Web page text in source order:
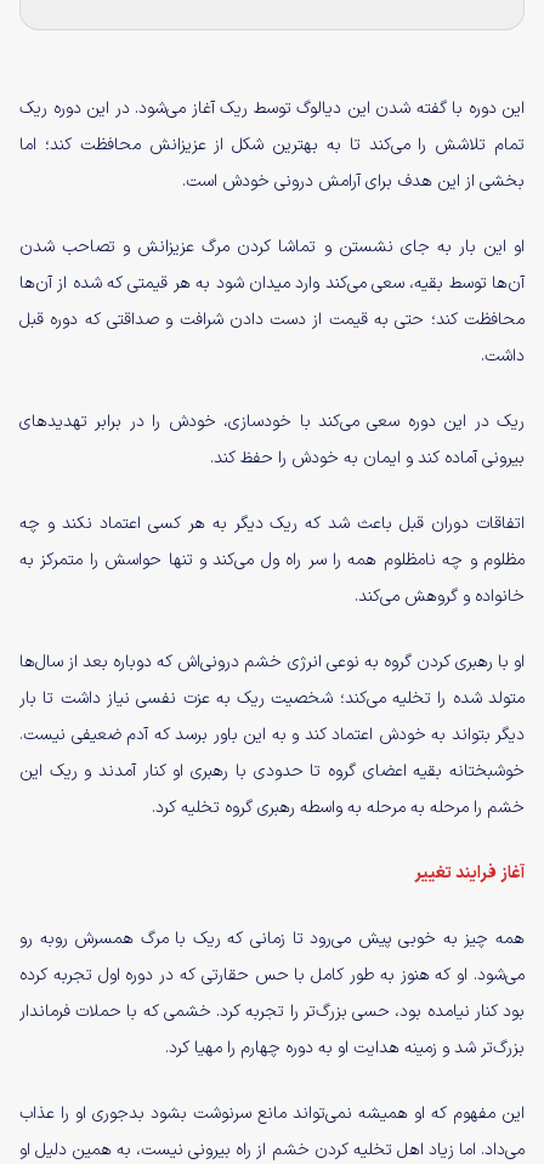
این دوره با گفته شدن این دیالوگ توسط ریک آغاز می‌شود. در این دوره ریک
تمام تلاشش را می‌کند تا به بهترین شکل از عزیزانش محافظت کند؛ اما
بخشی از این هدف برای آرامش درونی خودش است.
او این بار به جای نشستن و تماشا کردن مرگ عزیزانش و تصاحب شدن
آن‌ها توسط بقیه، سعی می‌کند وارد میدان شود به هر قیمتی که شده از آن‌ها
محافظت کند؛ حتی به قیمت از دست دادن شرافت و صداقتی که دوره قبل
داشت.
ریک در این دوره سعی می‌کند با خودسازی، خودش را در برابر تهدید‌های
بیرونی آماده کند و ایمان به خودش را حفظ کند.
اتفاقات دوران قبل باعث شد که ریک دیگر به هر کسی اعتماد نکند و چه
مظلوم و چه نامظلوم همه را سر راه ول می‌کند و تنها حواسش را متمرکز به
خانواده و گروهش می‌کند.
او با رهبری کردن گروه به نوعی انرژی خشم درونی‌اش که دوباره بعد از سال‌ها
متولد شده را تخلیه می‌کند؛ شخصیت ریک به عزت نفسی نیاز داشت تا بار
دیگر بتواند به خودش اعتماد کند و به این باور برسد که آدم ضعیفی نیست.
خوشبختانه بقیه اعضای گروه تا حدودی با رهبری او کنار آمدند و ریک این
خشم را مرحله به مرحله به واسطه رهبری گروه تخلیه کرد.
آغاز فرایند تغییر
همه چیز به خوبی پیش می‌رود تا زمانی که ریک با مرگ همسرش روبه رو
می‌شود. او که هنوز به طور کامل با حس حقارتی که در دوره اول تجربه کرده
بود کنار نیامده بود، حسی بزرگ‌تر را تجربه کرد. خشمی که با حملات فرماندار
بزرگ‌تر شد و زمینه هدایت او به دوره چهارم را مهیا کرد.
این مفهوم که او همیشه نمی‌تواند مانع سرنوشت بشود بدجوری او را عذاب
می‌داد. اما زیاد اهل تخلیه کردن خشم از راه بیرونی نیست، به همین دلیل او